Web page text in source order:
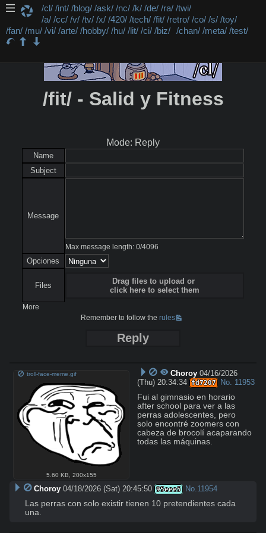
/cl/ /int/ /blog/ /ask/ /nc/ /k/ /de/ /ra/ /twi/
/a/ /cc/ /v/ /tv/ /x/ /420/ /tech/ /fit/ /retro/ /co/ /s/ /toy/
/fan/ /mu/ /vi/ /arte/ /hobby/ /hu/ /lit/ /ci/ /biz/ /chan/ /meta/ /test/
/fit/ - Salid y Fitness
Mode: Reply
Name
Subject
Message
Max message length: 0/4096
Opciones
Files
Drag files to upload or
click here to select them
More
Remember to follow therules
Reply
troll-face-meme.gif
5.60 KB 200x155
Choroy 04/16/2026
(Thu) 20:34:34 fd7207 No. 11953
Fui al gimnasio en horario
after school para ver a las
perras adolescentes, pero
solo encontré zoomers con
cabeza de brocolí acaparando
todas las máquinas.
Choroy 04/18/2026 (Sat) 20:45:50 95eee5 No.11954
Las perras con solo existir tienen 10 pretendientes cada
una.